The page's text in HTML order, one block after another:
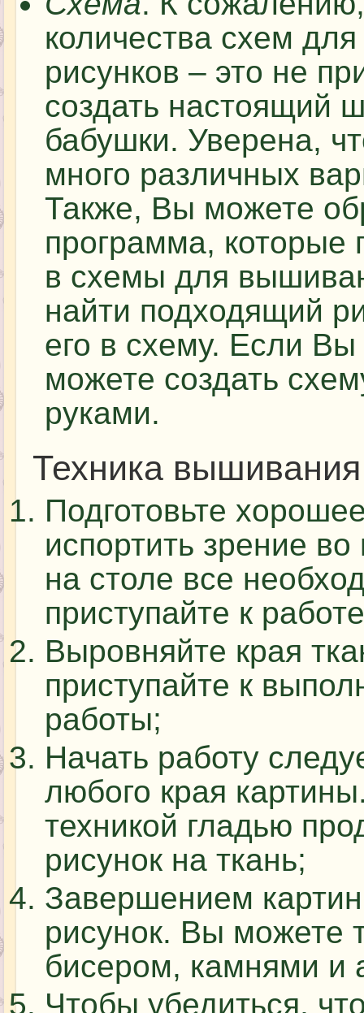
количества схем
рисунков – это не
создать настоящий
бабушки. Уверена,
много различных
Также, Вы можете
программа, которые
в схемы для
найти подходящий
его в схему. Если Вы
можете создать
руками.
Техника
Подготовьте
испортить зрение
на столе все
приступайте к
Выровняйте края
приступайте к
работы;
Начать работу
любого края
техникой гладью
рисунок на ткань;
Завершением
рисунок. Вы можете
бисером, камнями и
Чтобы убедиться,